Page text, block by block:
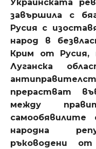
Украинската
завършила с
Русия с
народ в
Крим от
Луганска
прерастват
между
народна
ръководени